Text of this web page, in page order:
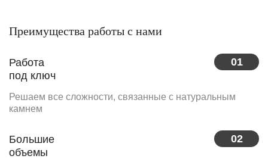
Преимущества работы с нами
01
Работа
под ключ
Решаем все сложности, связанные с натуральным
камнем
02
Большие
объемы